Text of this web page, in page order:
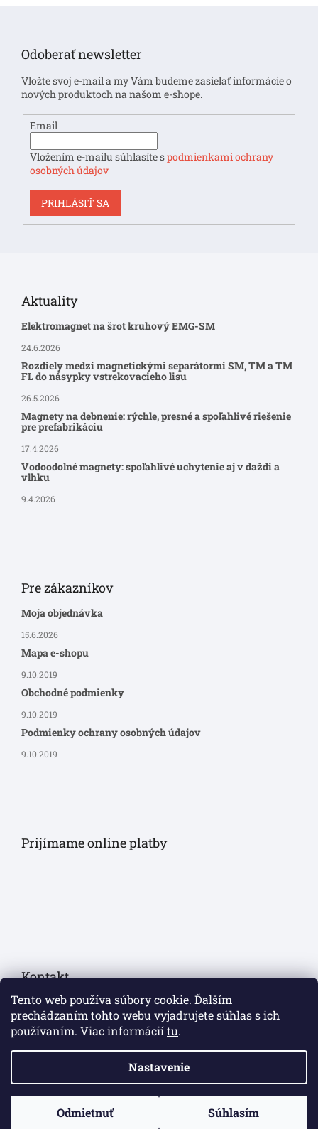
Tento web používa súbory cookie. Ďalším
prechádzaním tohto webu vyjadrujete súhlas s ich
používaním. Viac informáciítu.
Nastavenie
Odmietnuť Súhlasím
Odoberať newsletter
Vložte svoj e-mail a my Vám budeme zasielať informácie o
nových produktoch na našom e-shope.
Email
Vložením e-mailu súhlasíte spodmienkami ochrany
osobných údajov
PRIHLÁSIŤ SA
Aktuality
Elektromagnet na šrot kruhový EMG-SM
24.6.2026
Rozdiely medzi magnetickými separátormi SM, TM a TM
FL do násypky vstrekovacieho lisu
26.5.2026
Magnety na debnenie: rýchle, presné a spoľahlivé riešenie
pre prefabrikáciu
17.4.2026
Vodoodolné magnety: spoľahlivé uchytenie aj v daždi a
vlhku
9.4.2026
Pre zákazníkov
Moja objednávka
15.6.2026
Mapa e-shopu
9.10.2019
Obchodné podmienky
9.10.2019
Podmienky ochrany osobných údajov
9.10.2019
Prijímame online platby
Kontakt
eshop@ sollau.sk
+420 778 110 059
https://www.facebook.com/sollaucz/